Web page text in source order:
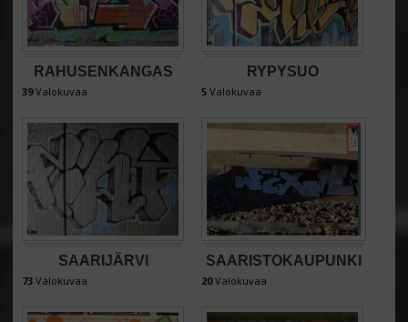
RAHUSENKANGAS
39Valokuvaa
RYPYSUO
5 Valokuvaa
SAARIJÄRVI
73 Valokuvaa
SAARISTOKAUPUNKI
20Valokuvaa